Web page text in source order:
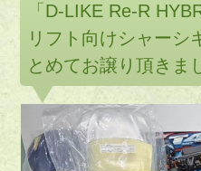
「D-LIKE Re-R
リフト向けシャーシ
とめてお譲り頂きま